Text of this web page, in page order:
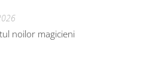
noilor magicieni